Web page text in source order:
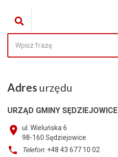
Adres urzędu
URZĄD GMINY SĘDZIEJOWICE
ul. Wieluńska 6
98-160 Sędziejowice
Telefon: +48 43 677 10 02